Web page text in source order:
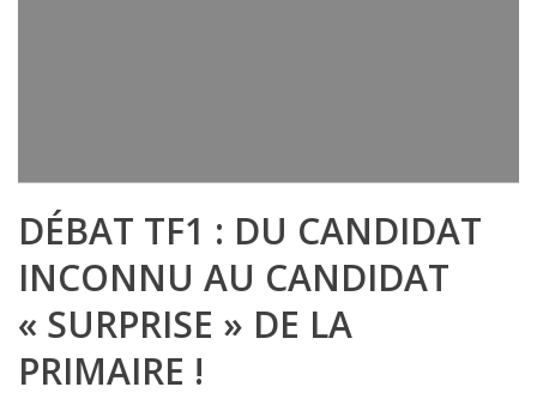
DÉBAT TF1 : DU CANDIDAT
INCONNU AU CANDIDAT
« SURPRISE » DE LA
PRIMAIRE !